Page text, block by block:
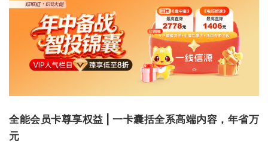
全能会员卡尊享权益 | 一卡囊括全系高端内容，年省万
元